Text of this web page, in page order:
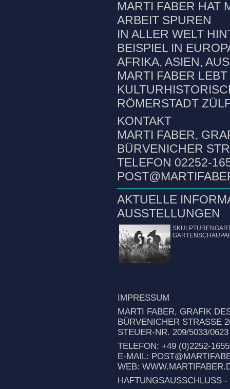
MARTI FABER HAT
ARBEIT SPUREN
IN ALLER WELT
BEISPIEL IN
AFRIKA, ASIEN,
MARTI FABER
RÖMERSTADT
KONTAKT
MARTI FABER,
BÜRVENICHER
TELEFON 02252-
AKTUELLE
AUSSTELLUNGEN
IMPRESSUM
MARTI FABER, GRAFIK
BÜRVENICHER STRASSE
STEUER-NR. 209/5033/0623
TELEFON: +49 (0)2252-1655
E-MAIL:
WEB:
HAFTUNGSAUSSCHLUSS